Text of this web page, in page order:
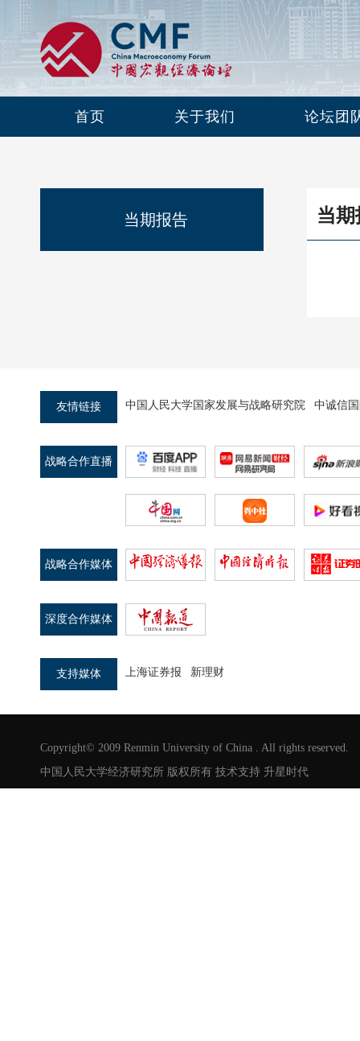
首页 关于我们 论坛团
当期报告 当期
友情链接 中国人民大学国家发展与战略研究院 中诚信
战略合作直播
战略合作媒体
深度合作媒体
支持媒体 上海证券报 新理财
Copyright© 2009 Renmin University of China . All rights reserved.
中国人民大学经济研究所 版权所有 技术支持 升星时代